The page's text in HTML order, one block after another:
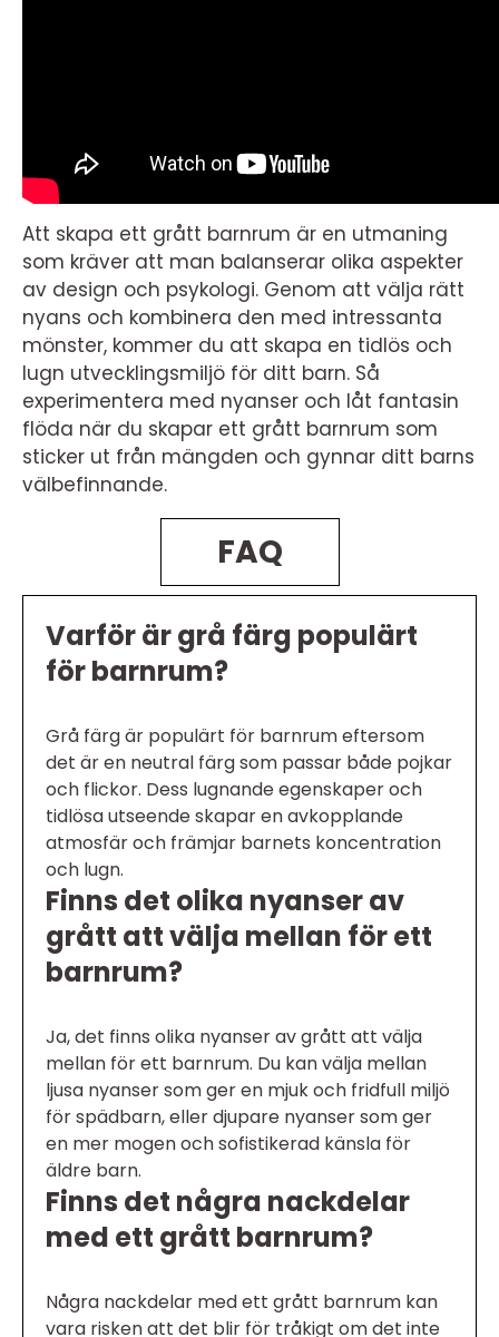
Att skapa ett grått barnrum är en utmaning
som kräver att man balanserar olika aspekter
av design och psykologi. Genom att välja rätt
nyans och kombinera den med intressanta
mönster, kommer du att skapa en tidlös och
lugn utvecklingsmiljö för ditt barn. Så
experimentera med nyanser och låt fantasin
flöda när du skapar ett grått barnrum som
sticker ut från mängden och gynnar ditt barns
välbefinnande.
FAQ
Varför är grå färg populärt
för barnrum?
Grå färg är populärt för barnrum eftersom
det är en neutral färg som passar både pojkar
och flickor. Dess lugnande egenskaper och
tidlösa utseende skapar en avkopplande
atmosfär och främjar barnets koncentration
och lugn.
Finns det olika nyanser av
grått att välja mellan för ett
barnrum?
Ja, det finns olika nyanser av grått att välja
mellan för ett barnrum. Du kan välja mellan
ljusa nyanser som ger en mjuk och fridfull miljö
för spädbarn, eller djupare nyanser som ger
en mer mogen och sofistikerad känsla för
äldre barn.
Finns det några nackdelar
med ett grått barnrum?
Några nackdelar med ett grått barnrum kan
vara risken att det blir för tråkigt om det inte